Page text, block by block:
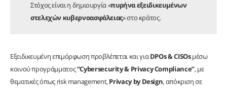
Στόχος είναι η δημιουργία «πυρήνα εξειδικευμένων
στελεχών κυβερνοασφάλειας» στο κράτος.
Εξειδικευμένη επιμόρφωση προβλέπεται και γιαDPOs & CISOsμέσω
κοινού προγράμματος“Cybersecurity & Privacy Compliance”, με
θεματικές όπως risk management,Privacy by Design, απόκριση σε